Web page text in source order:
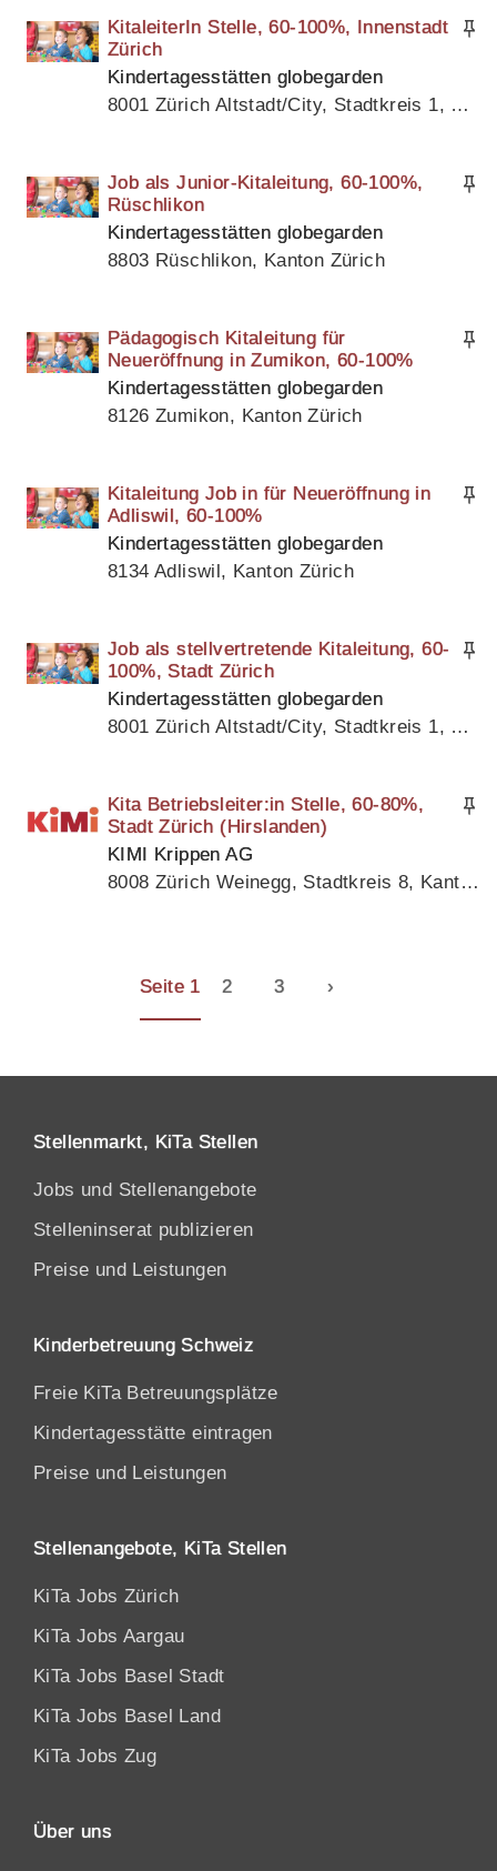
KitaleiterIn Stelle, 60-100%, Innenstadt
Zürich
Kindertagesstätten globegarden
8001 Zürich Altstadt/City, Stadtkreis 1, Kanton Zürich
Job als Junior-Kitaleitung, 60-100%,
Rüschlikon
Kindertagesstätten globegarden
8803 Rüschlikon, Kanton Zürich
Pädagogisch Kitaleitung für
Neueröffnung in Zumikon, 60-100%
Kindertagesstätten globegarden
8126 Zumikon, Kanton Zürich
Kitaleitung Job in für Neueröffnung in
Adliswil, 60-100%
Kindertagesstätten globegarden
8134 Adliswil, Kanton Zürich
Job als stellvertretende Kitaleitung, 60-
100%, Stadt Zürich
Kindertagesstätten globegarden
8001 Zürich Altstadt/City, Stadtkreis 1, Kanton Zürich
Kita Betriebsleiter:in Stelle, 60-80%,
Stadt Zürich (Hirslanden)
KIMI Krippen AG
8008 Zürich Weinegg, Stadtkreis 8, Kanton Zürich
Seite 1 2 3 ›
Stellenmarkt, KiTa Stellen
Jobs und Stellenangebote
Stelleninserat publizieren
Preise und Leistungen
Kinderbetreuung Schweiz
Freie KiTa Betreuungsplätze
Kindertagesstätte eintragen
Preise und Leistungen
Stellenangebote, KiTa Stellen
KiTa Jobs Zürich
KiTa Jobs Aargau
KiTa Jobs Basel Stadt
KiTa Jobs Basel Land
KiTa Jobs Zug
Über uns